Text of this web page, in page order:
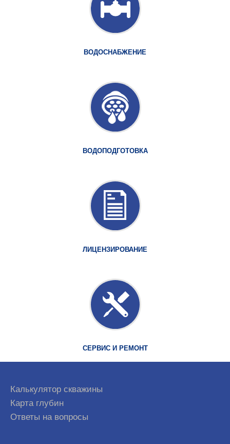
ВОДОСНАБЖЕНИЕ
ВОДОПОДГОТОВКА
ЛИЦЕНЗИРОВАНИЕ
СЕРВИС И РЕМОНТ
Калькулятор скважины
Карта глубин
Ответы на вопросы